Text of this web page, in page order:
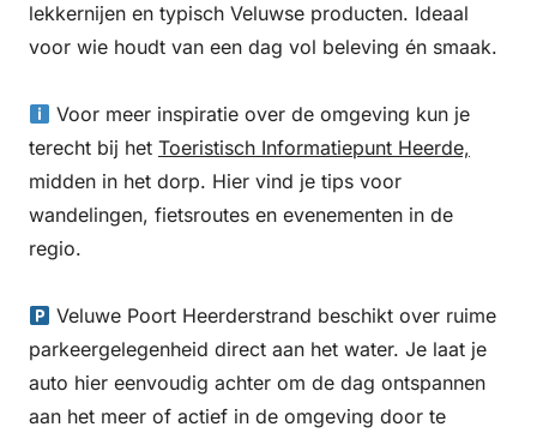
lekkernijen en typisch Veluwse producten. Ideaal
voor wie houdt van een dag vol beleving én smaak.
Voor meer inspiratie over de omgeving kun je
terecht bij het Toeristisch Informatiepunt Heerde,
midden in het dorp. Hier vind je tips voor
wandelingen, fietsroutes en evenementen in de
regio.
Veluwe Poort Heerderstrand beschikt over ruime
parkeergelegenheid direct aan het water. Je laat je
auto hier eenvoudig achter om de dag ontspannen
aan het meer of actief in de omgeving door te